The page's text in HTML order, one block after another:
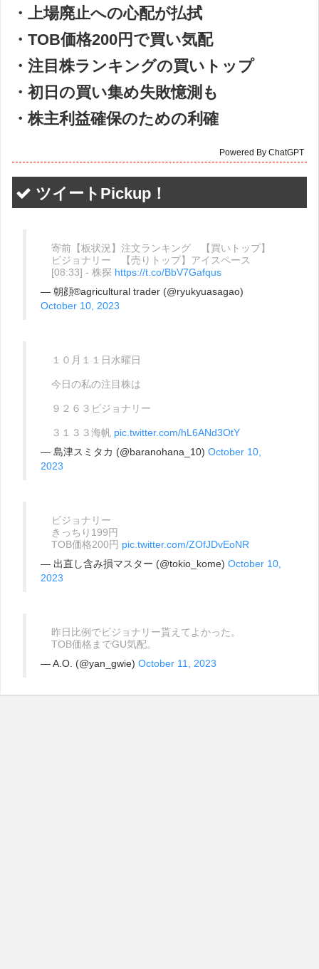
・上場廃止への心配が払拭
・TOB価格200円で買い気配
・注目株ランキングの買いトップ
・初日の買い集め失敗憶測も
・株主利益確保のための利確
Powered By ChatGPT
ツイートPickup！
寄前【板状況】注文ランキング 【買いトップ】
ビジョナリー 【売りトップ】アイスペース
[08:33] - 株探 https://t.co/BbV7Gafqus
— 朝顔®︎agricultural trader (@ryukyuasagao)
October 10, 2023
１０月１１日水曜日
今日の私の注目株は
９２６３ビジョナリー
３１３３海帆 pic.twitter.com/hL6ANd3OtY
— 島津スミタカ (@baranohana_10) October 10,
2023
ビジョナリー
きっちり199円
TOB価格200円 pic.twitter.com/ZOfJDvEoNR
— 出直し含み損マスター (@tokio_kome) October 10,
2023
昨日比例でビジョナリー貰えてよかった。
TOB価格までGU気配。
— A.O. (@yan_gwie) October 11, 2023